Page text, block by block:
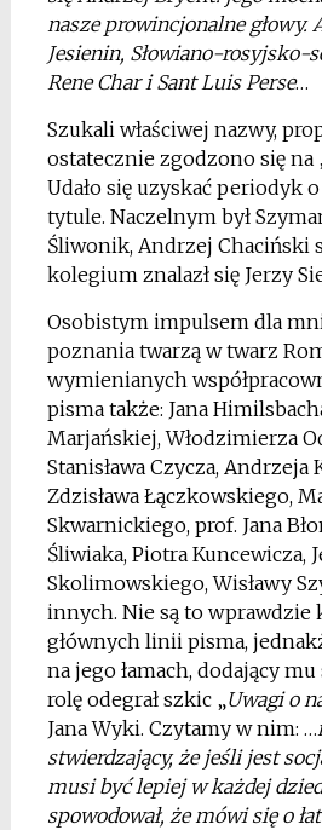
nasze prowincjonalne głowy.
Jesienin, Słowiano-rosyjsko-
Rene Char i Sant Luis Perse…
Szukali właściwej nazwy,
ostatecznie zgodzono się na
Udało się uzyskać periodyk
tytule. Naczelnym był
Śliwonik, Andrzej Chaciński
kolegium znalazł się Jerzy
Osobistym impulsem dla
poznania twarzą w twarz
wymienianych
pisma także: Jana
Marjańskiej, Włodzimierza
Stanisława Czycza, Andrzeja
Zdzisława Łączkowskiego,
Skwarnickiego, prof. Jana
Śliwiaka, Piotra Kuncewicza,
Skolimowskiego, Wisławy
innych. Nie są to
głównych linii pisma,
na jego łamach, dodający
rolę odegrał szkic „Uwagi o
Jana Wyki. Czytamy w nim: …
stwierdzający, że jeśli jest
musi być lepiej w każdej
spowodował, że mówi się o